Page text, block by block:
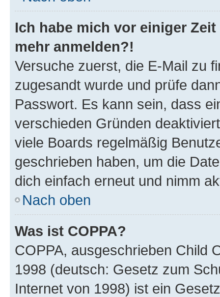
Ich habe mich vor einiger
mehr anmelden?!
Versuche zuerst, die E-Mail zu
zugesandt wurde und prüfe
Passwort. Es kann sein, dass
verschieden Gründen
viele Boards regelmäßig
geschrieben haben, um die
dich einfach erneut und nimm
Nach oben
Was ist COPPA?
COPPA, ausgeschrieben Child
1998 (deutsch: Gesetz zum
Internet von 1998) ist ein